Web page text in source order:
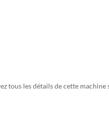
tous les détails de cette machine